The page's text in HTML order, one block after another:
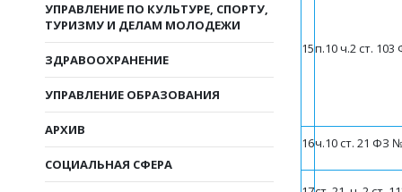
УПРАВЛЕНИЕ ПО КУЛЬТУРЕ, СПОРТУ,
ТУРИЗМУ И ДЕЛАМ МОЛОДЕЖИ
ЗДРАВООХРАНЕНИЕ
УПРАВЛЕНИЕ ОБРАЗОВАНИЯ
АРХИВ
СОЦИАЛЬНАЯ СФЕРА
15п.10 ч.2 ст.
16ч.10 ст. 21 ФЗ